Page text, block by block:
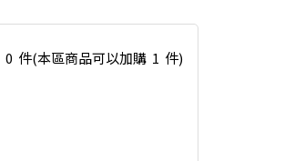
0 件(本區商品可以加購 1 件)